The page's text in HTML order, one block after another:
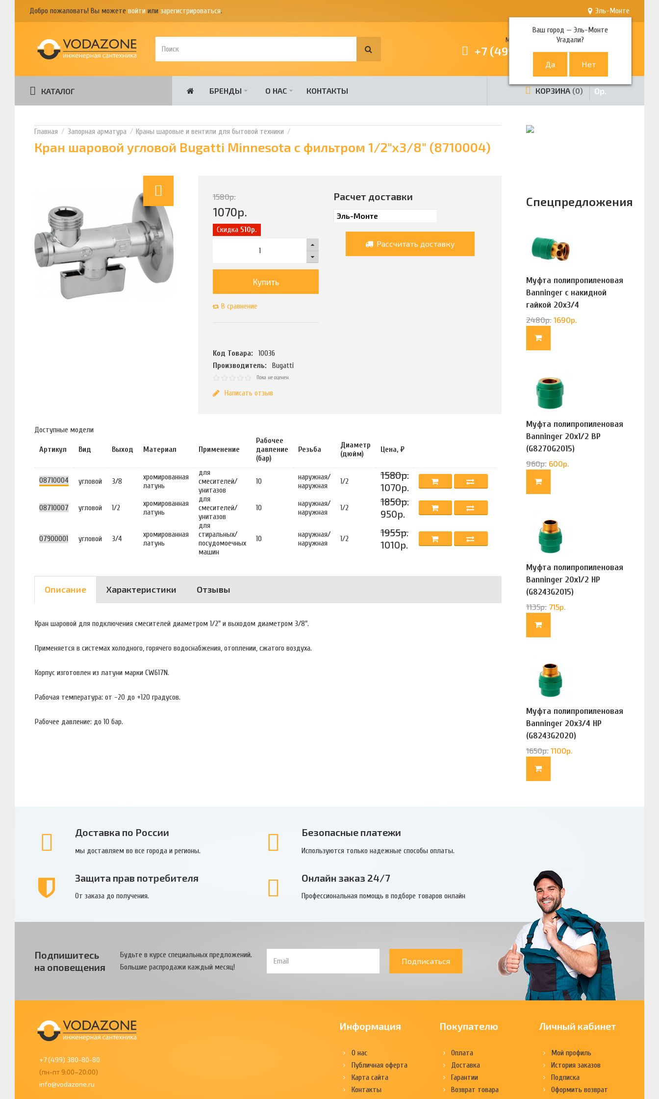
Добро пожаловать! Вы можете войти или зарегистрироваться. Эль-Монте
Ваш город —Эль-Монте
Угадали?
Многоканальный телефон
+7 (499) 380-80-80
КАТАЛОГ БРЕНДЫ О НАС КОНТАКТЫ КОРЗИНА 0 0р.
Запорная арматура Краны шаровые и вентили для бытовой техники
Кран шаровой угловой Bugatti Minnesota с фильтром 1/2"x3/8" (8710004)
1580р.
1070р.
Скидка510р.
Купить
В сравнение
Код Товара:
10036
Производитель:
Bugatti
Пока не оценен
Написать отзыв
Расчет доставки
Рассчитать доставку
Доступные модели
Артикул Вид Выход Материал Применение
Рабочее
давление
(бар)
Резьба
Диаметр
(дюйм)
Цена, ₽
08710004 угловой 3/8
хромированная
латунь
для
смесителей/
унитазов
10
наружная/
наружная
1/2
1580р.
1070р.
08710007 угловой 1/2
хромированная
латунь
для
смесителей/
унитазов
10
наружная/
наружная
1/2
1850р.
950р.
07900001 угловой 3/4
хромированная
латунь
для
стиральных/
посудомоечных
машин
10
наружная/
наружная
1/2
1955р.
1010р.
Описание Характеристики Отзывы
Кран шаровой для подключения смесителей диаметром 1/2" и выходом диаметром 3/8".
Применяется в системах холодного, горячего водоснабжения, отоплении, сжатого воздуха.
Корпус изготовлен из латуни марки CW617N.
Рабочая температура: от -20 до +120 градусов.
Рабочее давление: до 10 бар.
Спецпредложения
Муфта полипропиленовая
Banninger с накидной
гайкой 20х3/4
(G83322020)
2480р. 1690р.
Муфта полипропиленовая
Banninger 20х1/2 ВР
(G8270G2015)
960р. 600р.
Муфта полипропиленовая
Banninger 20х1/2 НР
(G8243G2015)
1135р. 715р.
Муфта полипропиленовая
Banninger 20х3/4 НР
(G8243G2020)
1650р. 1100р.
Доставка по России
мы доставляем во все города и регионы.
Безопасные платежи
Используются только надежные способы оплаты.
Защита прав потребителя
От заказа до получения.
Онлайн заказ 24/7
Профессиональная помощь в подборе товаров онлайн
Подпишитесь
на оповещения
Будьте в курсе специальных предложений.
Большие распродажи каждый месяц!
Подписаться
+7 (499) 380-80-80
(пн-пт 9:00–20:00)
info@vodazone.ru
Информация
О нас
Публичная оферта
Карта сайта
Контакты
Покупателю
Оплата
Доставка
Гарантии
Возврат товара
Личный кабинет
Мой профиль
История заказов
Подписка
Оформить возврат